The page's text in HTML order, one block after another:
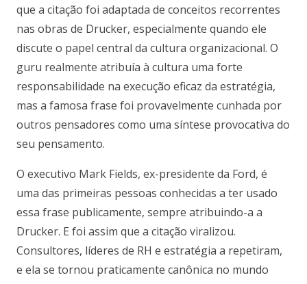
que a citação foi adaptada de conceitos recorrentes
nas obras de Drucker, especialmente quando ele
discute o papel central da cultura organizacional. O
guru realmente atribuía à cultura uma forte
responsabilidade na execução eficaz da estratégia,
mas a famosa frase foi provavelmente cunhada por
outros pensadores como uma síntese provocativa do
seu pensamento.
O executivo Mark Fields, ex-presidente da Ford, é
uma das primeiras pessoas conhecidas a ter usado
essa frase publicamente, sempre atribuindo-a a
Drucker. E foi assim que a citação viralizou.
Consultores, líderes de RH e estratégia a repetiram,
e ela se tornou praticamente canônica no mundo